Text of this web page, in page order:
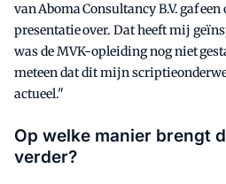
van Aboma Consultancy B.V. gaf een
presentatie over. Dat heeft mij
was de MVK-opleiding nog niet
meteen dat dit mijn
actueel."
Op welke manier brengt
verder?